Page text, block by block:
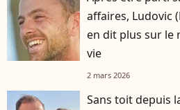
affaires, Ludovic
en dit plus sur le
vie
2 mars 2026
Sans toit depuis